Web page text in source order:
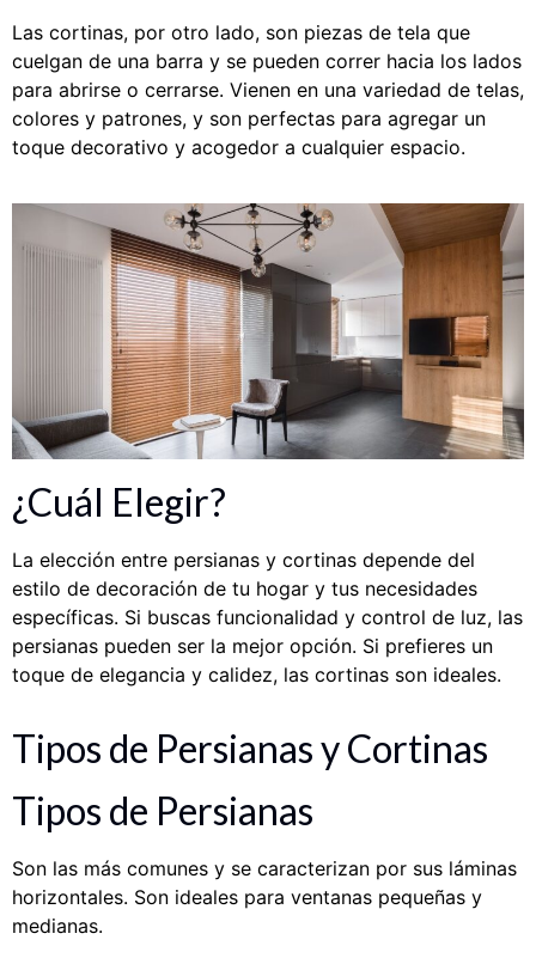
Las cortinas, por otro lado, son piezas de tela que
cuelgan de una barra y se pueden correr hacia los lados
para abrirse o cerrarse. Vienen en una variedad de telas,
colores y patrones, y son perfectas para agregar un
toque decorativo y acogedor a cualquier espacio.
¿Cuál Elegir?
La elección entre persianas y cortinas depende del
estilo de decoración de tu hogar y tus necesidades
específicas. Si buscas funcionalidad y control de luz, las
persianas pueden ser la mejor opción. Si prefieres un
toque de elegancia y calidez, las cortinas son ideales.
Tipos de Persianas y Cortinas
Tipos de Persianas
Son las más comunes y se caracterizan por sus láminas
horizontales. Son ideales para ventanas pequeñas y
medianas.